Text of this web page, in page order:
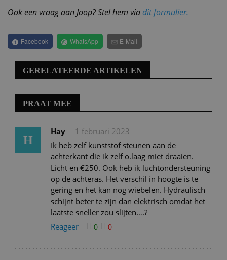
Ook een vraag aan Joop? Stel hem via dit formulier.
Facebook WhatsApp E-Mail
GERELATEERDE ARTIKELEN
PRAAT MEE
H
Hay
1 februari 2023
Ik heb zelf kunststof steunen aan de
achterkant die ik zelf o.laag miet draaien.
Licht en €250. Ook heb ik luchtondersteuning
op de achteras. Het verschil in hoogte is te
gering en het kan nog wiebelen. Hydraulisch
schijnt beter te zijn dan elektrisch omdat het
laatste sneller zou slijten….?
Reageer
0 0